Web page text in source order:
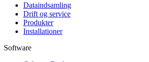
Dataindsamling
Drift og service
Produkter
Installationer
Software